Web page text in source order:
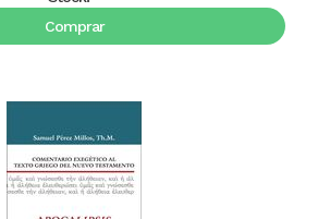
Comprar